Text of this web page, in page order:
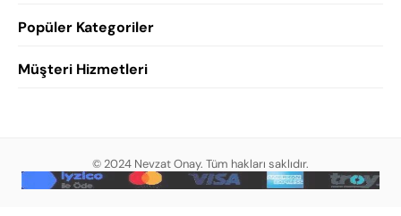
Hakkımızda
Popüler Kategoriler
Erkek Klasik Ayakkabı
Erkek Günlük Ayakkabı
Erkek Sandalet
Müşteri Hizmetleri
Mesafeli Satış Sözleşmesi
© 2024 Nevzat Onay. Tüm hakları saklıdır.